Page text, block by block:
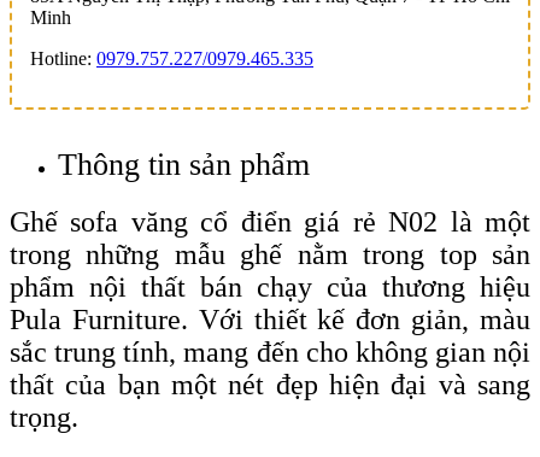
Minh
Hotline: 0979.757.227/0979.465.335
Thông tin sản phẩm
Ghế sofa văng cổ điển giá rẻ N02 là một
trong những mẫu ghế nằm trong top sản
phẩm nội thất bán chạy của thương hiệu
Pula Furniture. Với thiết kế đơn giản, màu
sắc trung tính, mang đến cho không gian nội
thất của bạn một nét đẹp hiện đại và sang
trọng.